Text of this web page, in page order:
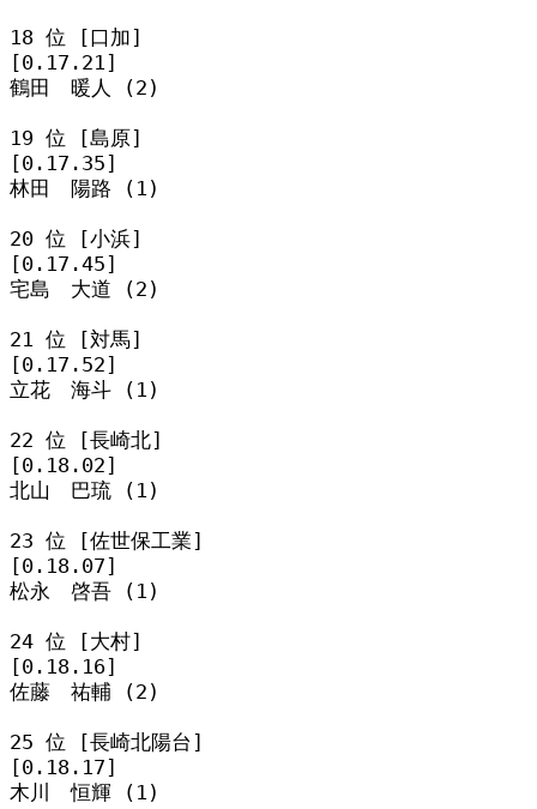
18 位 [口加]
[0.17.21]
鶴田　暖人 (2)
19 位 [島原]
[0.17.35]
林田　陽路 (1)
20 位 [小浜]
[0.17.45]
宅島　大道 (2)
21 位 [対馬]
[0.17.52]
立花　海斗 (1)
22 位 [長崎北]
[0.18.02]
北山　巴琉 (1)
23 位 [佐世保工業]
[0.18.07]
松永　啓吾 (1)
24 位 [大村]
[0.18.16]
佐藤　祐輔 (2)
25 位 [長崎北陽台]
[0.18.17]
木川　恒輝 (1)